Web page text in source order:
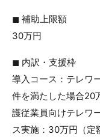
◼︎ 補助上限額
30万円
◼︎ 内訳・支援枠
導入コース：テレワ
件を満たした場合20
護従業員向けテレワ
ス実施：30万円（定